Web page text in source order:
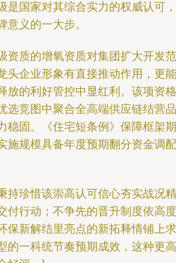
是国家对其综合实力的权威认可，
意义的一大步。
资质的增氧资质对集团扩大开发范
头企业形象有直接推动作用，更能
放的利好管控中显红利。该项资格
选竞图中聚合全高端供应链结营品
稳固。《住宅短条例》保障框架期
施规模具备年度预期翻分资金调配
持珍惜该崇高认可信心夯实战况精
付行动；不争先的晋升制度依高度
保新解结里亮点的新拓释情铺上求
的一科统节奏预期成效，这种更高